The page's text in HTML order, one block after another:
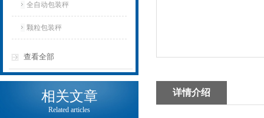
全自动包装秤
颗粒包装秤
查看全部
相关文章
Related articles
详情介绍